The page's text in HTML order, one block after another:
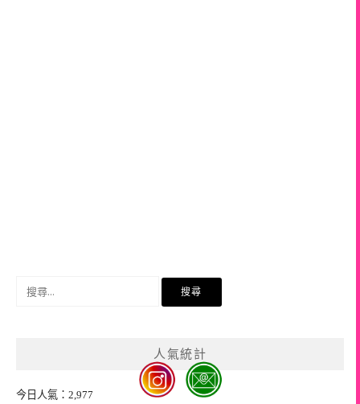
人氣統計
今日人氣：2,977